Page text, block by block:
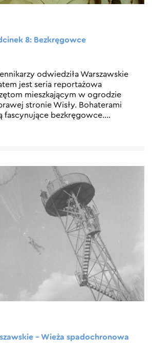
8: Bezkręgowce
odwiedziła Warszawskie
jest seria reportażowa
mieszkającym w ogrodzie
stronie Wisły. Bohaterami
fascynujące bezkręgowce.…
– Wieża spadochronowa